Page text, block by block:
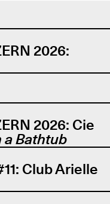
2026:
2026: Cie
a Bathtub
Club Arielle